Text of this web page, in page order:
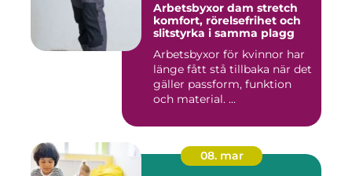
Arbetsbyxor dam stretch
komfort, rörelsefrihet och
slitstyrka i samma plagg
Arbetsbyxor för kvinnor har
länge fått stå tillbaka när det
gäller passform, funktion
och material. ...
08. mar